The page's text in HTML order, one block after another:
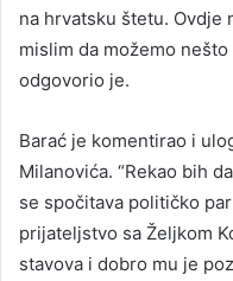
na hrvatsku štetu. Ovdje
mislim da možemo nešto
odgovorio je.
Barać je komentirao i
Milanovića. “Rekao bih
se spočitava političko
prijateljstvo sa Željkom
stavova i dobro mu je